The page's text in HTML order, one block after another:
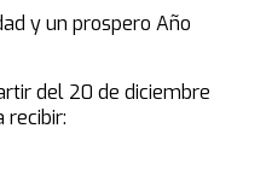
y un prospero Año
del 20 de diciembre
recibir: